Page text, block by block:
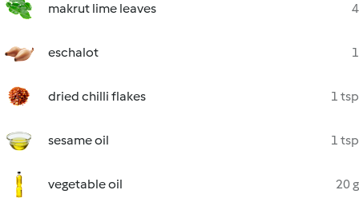
makrut lime leaves 4
eschalot 1
dried chilli flakes 1 tsp
sesame oil 1 tsp
vegetable oil 20 g